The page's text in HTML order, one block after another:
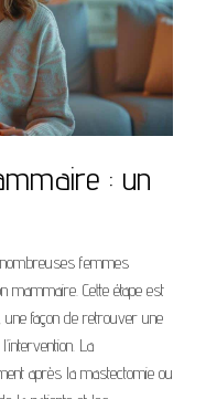
: un
femmes
mammaire. Cette étape est
façon de retrouver une
La
après la mastectomie ou